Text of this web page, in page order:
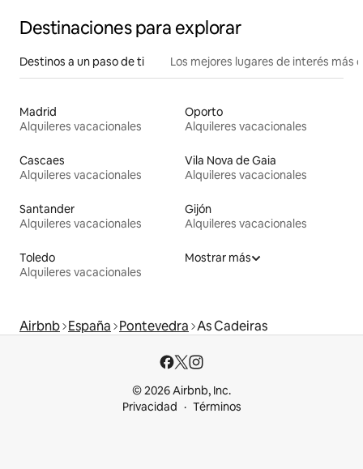
Destinaciones para explorar
Destinos a un paso de ti Los mejores lugares de interés más
Madrid
Alquileres vacacionales
Oporto
Alquileres vacacionales
Cascaes
Alquileres vacacionales
Vila Nova de Gaia
Alquileres vacacionales
Santander
Alquileres vacacionales
Gijón
Alquileres vacacionales
Toledo
Alquileres vacacionales
Mostrar más
Airbnb España Pontevedra As Cadeiras
© 2026 Airbnb, Inc.
Privacidad
Términos